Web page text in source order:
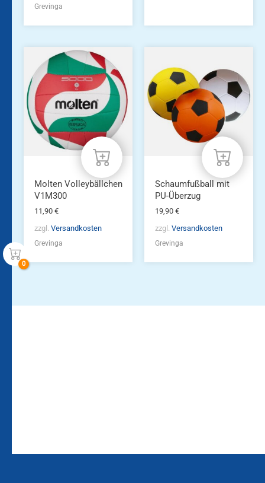
Grevinga
Molten Volleybällchen
V1M300
11,90 €
zzgl. Versandkosten
Grevinga
Schaumfußball mit
PU-Überzug
19,90 €
zzgl. Versandkosten
Grevinga